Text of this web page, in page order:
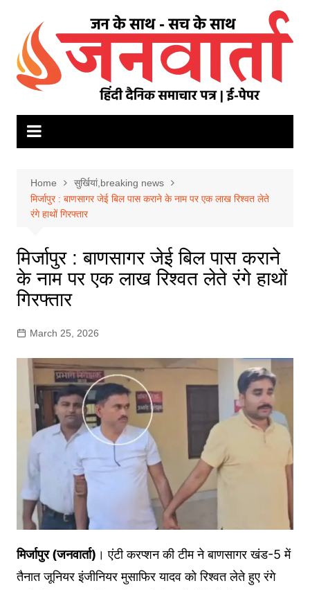
content
Home
सुर्खियां,breaking news
मिर्जापुर : बाणसागर जेई बिल पास कराने के नाम पर एक लाख रिश्वत लेते
रंगे हाथों गिरफ्तार
मिर्जापुर : बाणसागर जेई बिल पास कराने
के नाम पर एक लाख रिश्वत लेते रंगे हाथों
गिरफ्तार
March 25, 2026
मिर्जापुर (जनवार्ता) । एंटी करप्शन की टीम ने बाणसागर खंड-5 में
तैनात जूनियर इंजीनियर मुसाफिर यादव को रिश्वत लेते हुए रंगे